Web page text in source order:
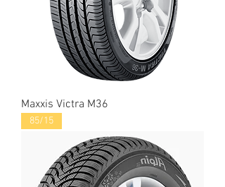
Maxxis Victra M36
85/15